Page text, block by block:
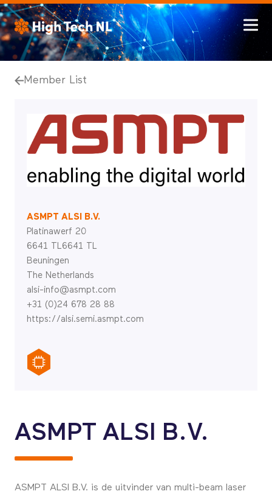
Member List
ASMPT ALSI B.V.
Platinawerf 20
6641 TL6641 TL
Beuningen
The Netherlands
alsi-info@asmpt.com
+31 (0)24 678 28 88
https://alsi.semi.asmpt.com
ASMPT ALSI B.V.
ASMPT ALSI B.V. is de uitvinder van multi-beam laser